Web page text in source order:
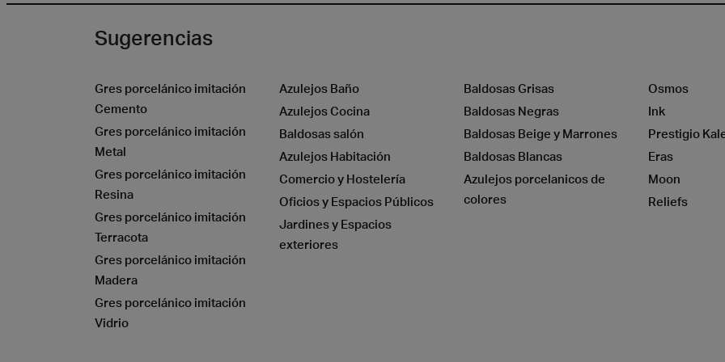
Sugerencias
Gres porcelánico imitación
Cemento
Gres porcelánico imitación
Metal
Gres porcelánico imitación
Resina
Gres porcelánico imitación
Terracota
Gres porcelánico imitación
Madera
Gres porcelánico imitación
Vidrio
Azulejos Baño
Azulejos Cocina
Baldosas salón
Azulejos Habitación
Comercio y Hostelería
Oficios y Espacios Públicos
Jardines y Espacios
exteriores
Baldosas Grisas
Baldosas Negras
Baldosas Beige y Marrones
Baldosas Blancas
Azulejos porcelanicos de
colores
Osmos
Ink
Prestigio
Eras
Moon
Reliefs